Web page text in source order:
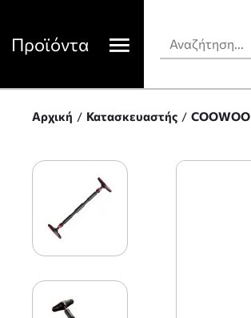
Προϊόντα
Αρχική Κατασκευαστής COOWOO